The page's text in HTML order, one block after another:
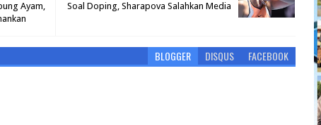
Soal Doping, Sharapova Salahkan Media
Ayam,
BLOGGER DISQUS FACEBOOK